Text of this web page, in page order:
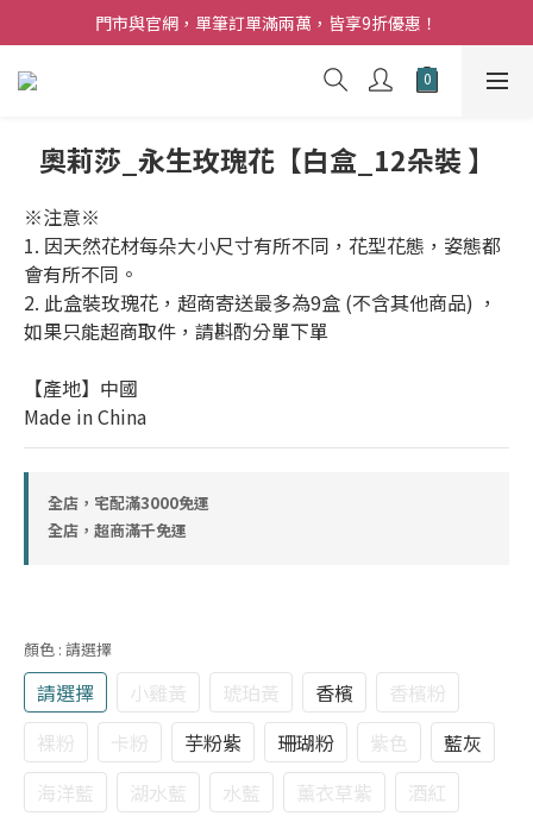
夏日購花福利．消費不限金額【贈】乾燥玫瑰乙束
門市與官網，單筆訂單滿兩萬，皆享9折優惠！
夏日購花福利．消費不限金額【贈】乾燥玫瑰乙束
奧莉莎_永生玫瑰花【白盒_12朵裝 】
※注意※
1. 因天然花材每朵大小尺寸有所不同，花型花態，姿態都
會有所不同。
2. 此盒裝玫瑰花，超商寄送最多為9盒 (不含其他商品) ，
如果只能超商取件，請斟酌分單下單
【產地】中國
Made in China
全店，宅配滿3000免運
全店，超商滿千免運
顏色 : 請選擇
請選擇 小雞黃 琥珀黃 香檳
香檳粉
裸粉
卡粉 芋粉紫 珊瑚粉 紫色
藍灰
海洋藍
湖水藍 水藍 薰衣草紫 酒紅